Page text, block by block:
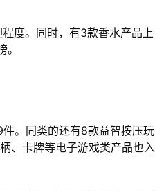
度。同时，有3款香水产品上
。同类的还有8款益智按压
、卡牌等电子游戏类产品也入